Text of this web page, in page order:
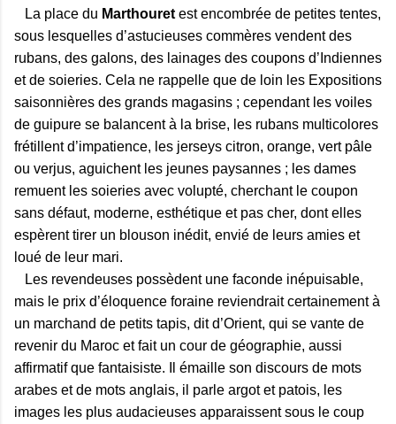
La place du Marthouret est encombrée de petites tentes,
sous lesquelles d’astucieuses commères vendent des
rubans, des galons, des lainages des coupons d’Indiennes
et de soieries. Cela ne rappelle que de loin les Expositions
saisonnières des grands magasins ; cependant les voiles
de guipure se balancent à la brise, les rubans multicolores
frétillent d’impatience, les jerseys citron, orange, vert pâle
ou verjus, aguichent les jeunes paysannes ; les dames
remuent les soieries avec volupté, cherchant le coupon
sans défaut, moderne, esthétique et pas cher, dont elles
espèrent tirer un blouson inédit, envié de leurs amies et
loué de leur mari.
Les revendeuses possèdent une faconde inépuisable,
mais le prix d’éloquence foraine reviendrait certainement à
un marchand de petits tapis, dit d’Orient, qui se vante de
revenir du Maroc et fait un cour de géographie, aussi
affirmatif que fantaisiste. Il émaille son discours de mots
arabes et de mots anglais, il parle argot et patois, les
images les plus audacieuses apparaissent sous le coup